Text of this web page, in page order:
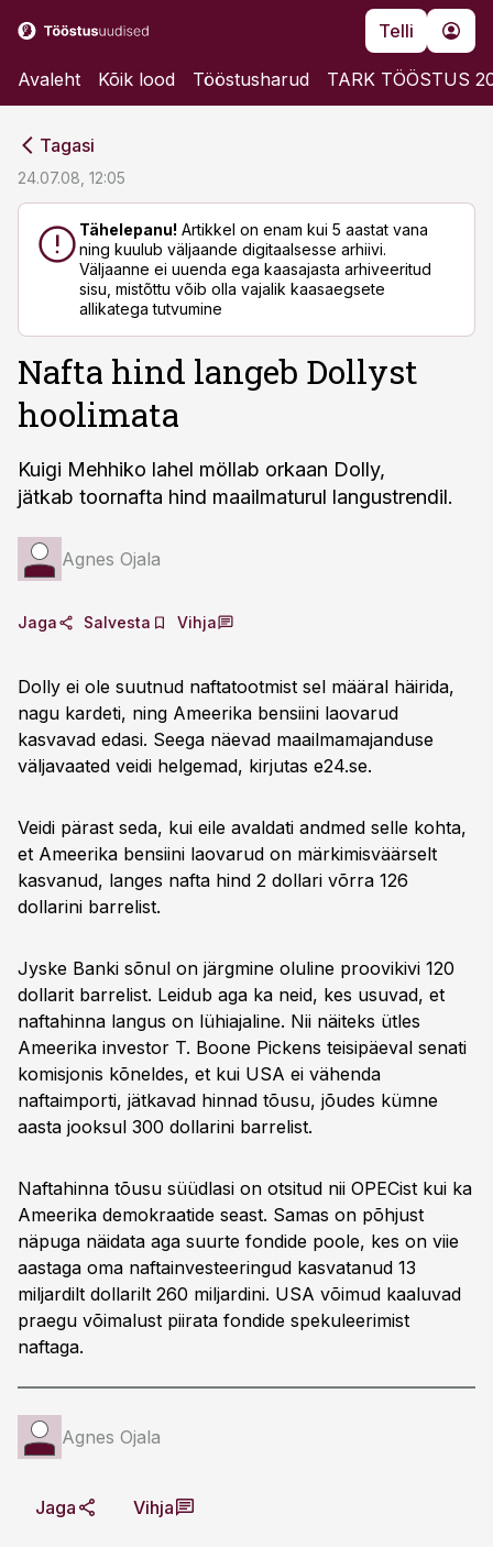
Telli
Avaleht Kõik lood Tööstusharud TARK TÖÖSTUS
Tagasi
24.07.08, 12:05
Tähelepanu! Artikkel on enam kui 5 aastat vana
ning kuulub väljaande digitaalsesse arhiivi.
Väljaanne ei uuenda ega kaasajasta arhiveeritud
sisu, mistõttu võib olla vajalik kaasaegsete
allikatega tutvumine
Nafta hind langeb Dollyst
hoolimata
Kuigi Mehhiko lahel möllab orkaan Dolly,
jätkab toornafta hind maailmaturul langustrendil.
Agnes Ojala
Jaga Salvesta Vihja
Dolly ei ole suutnud naftatootmist sel määral häirida,
nagu kardeti, ning Ameerika bensiini laovarud
kasvavad edasi. Seega näevad maailmamajanduse
väljavaated veidi helgemad, kirjutas e24.se.
Veidi pärast seda, kui eile avaldati andmed selle kohta,
et Ameerika bensiini laovarud on märkimisväärselt
kasvanud, langes nafta hind 2 dollari võrra 126
dollarini barrelist.
Jyske Banki sõnul on järgmine oluline proovikivi 120
dollarit barrelist. Leidub aga ka neid, kes usuvad, et
naftahinna langus on lühiajaline. Nii näiteks ütles
Ameerika investor T. Boone Pickens teisipäeval senati
komisjonis kõneldes, et kui USA ei vähenda
naftaimporti, jätkavad hinnad tõusu, jõudes kümne
aasta jooksul 300 dollarini barrelist.
Naftahinna tõusu süüdlasi on otsitud nii OPECist kui ka
Ameerika demokraatide seast. Samas on põhjust
näpuga näidata aga suurte fondide poole, kes on viie
aastaga oma naftainvesteeringud kasvatanud 13
miljardilt dollarilt 260 miljardini. USA võimud kaaluvad
praegu võimalust piirata fondide spekuleerimist
naftaga.
Agnes Ojala
Jaga Vihja